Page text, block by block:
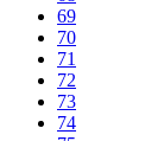
69
70
71
72
73
74